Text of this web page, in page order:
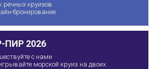
речных круизов
бронирование
ПИР 2026
с нами
морской круиз на двоих